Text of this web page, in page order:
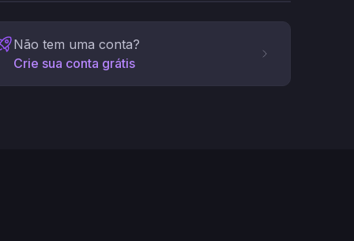
Não tem uma conta?
Crie sua conta grátis